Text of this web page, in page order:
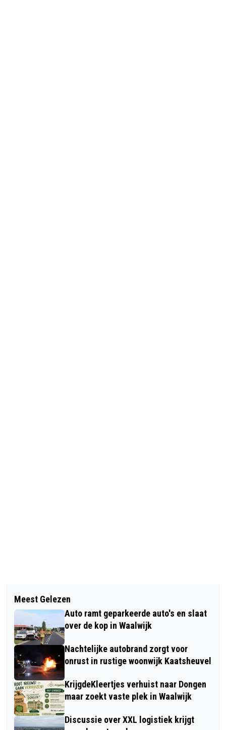
TPV WAALWIJK 4 KROONT ZICH
OPNIEUW TOT KAMPIOEN IN DE
ZOMERCOMPETITIE
BELEEF EN PROEF DE WONDERLIJKE
WERELD VAN DE BIJEN TIJDENS DE
OPEN IMKERIJDAG
Meest Gelezen
Auto ramt geparkeerde auto's en slaat
over de kop in Waalwijk
Nachtelijke autobrand zorgt voor
onrust in rustige woonwijk Kaatsheuvel
KrijgdeKleertjes verhuist naar Dongen
maar zoekt vaste plek in Waalwijk
Discussie over XXL logistiek krijgt